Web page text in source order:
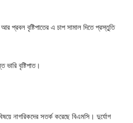
প্রবল বৃষ্টিপাতের এ চাপ সামাল দিতে প্রস্তুতি
বৃষ্টিপাত।
নাগরিকদের সতর্ক করেছে বিএমসি। দুর্যোগ